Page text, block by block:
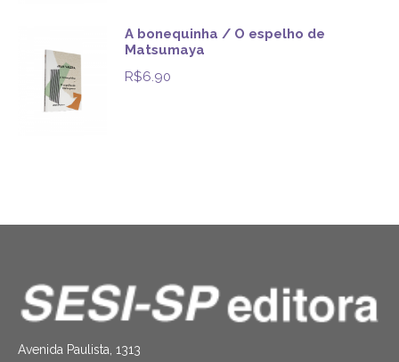
A bonequinha / O espelho de
Matsumaya
R$6.90
Avenida Paulista, 1313